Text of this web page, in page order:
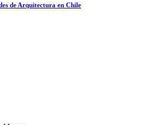
de Arquitectura en Chile